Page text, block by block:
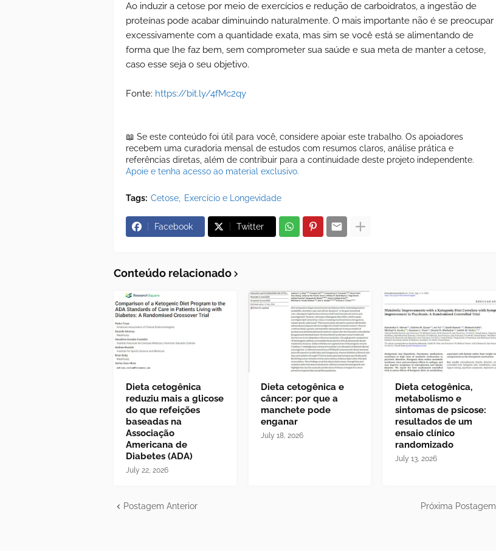
Ao induzir a cetose por meio de exercícios e redução de carboidratos, a ingestão de
proteínas pode acabar diminuindo naturalmente. O mais importante não é se preocupar
excessivamente com a quantidade exata, mas sim se você está se alimentando de
forma que lhe faz bem, sem comprometer sua saúde e sua meta de manter a cetose,
caso esse seja o seu objetivo.
Fonte: https://bit.ly/4fMc2qy
📖 Se este conteúdo foi útil para você, considere apoiar este trabalho. Os apoiadores
recebem uma curadoria mensal de estudos com resumos claros, análise prática e
referências diretas, além de contribuir para a continuidade deste projeto independente.
Apoie e tenha acesso ao material exclusivo.
Tags: Cetose Exercício e Longevidade
Facebook Twitter
Conteúdo relacionado
Dieta cetogênica
reduziu mais a glicose
do que refeições
baseadas na
Associação
Americana de
Diabetes (ADA)
July 22, 2026
Dieta cetogênica e
câncer: por que a
manchete pode
enganar
July 18, 2026
Dieta cetogênica,
metabolismo e
sintomas de psicose:
resultados de um
ensaio clínico
randomizado
July 13, 2026
Postagem Anterior Próxima Postagem